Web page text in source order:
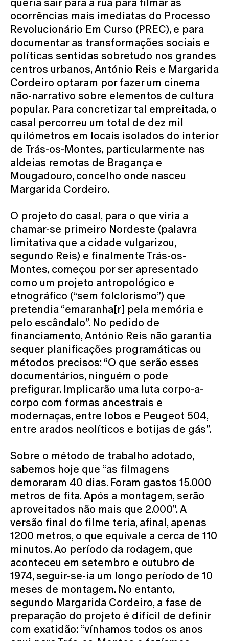
ocorrências mais imediatas do Processo
Revolucionário Em Curso (PREC), e para
documentar as transformações sociais e
políticas sentidas sobretudo nos grandes
centros urbanos, António Reis e Margarida
Cordeiro optaram por fazer um cinema
não-narrativo sobre elementos de cultura
popular. Para concretizar tal empreitada, o
casal percorreu um total de dez mil
quilómetros em locais isolados do interior
de Trás-os-Montes, particularmente nas
aldeias remotas de Bragança e
Mougadouro, concelho onde nasceu
Margarida Cordeiro.
O projeto do casal, para o que viria a
chamar-se primeiro Nordeste (palavra
limitativa que a cidade vulgarizou,
segundo Reis) e finalmente Trás-os-
Montes, começou por ser apresentado
como um projeto antropológico e
etnográfico (“sem folclorismo”) que
pretendia “emaranha[r] pela memória e
pelo escândalo”. No pedido de
financiamento, António Reis não garantia
sequer planificações programáticas ou
métodos precisos: “O que serão esses
documentários, ninguém o pode
prefigurar. Implicarão uma luta corpo-a-
corpo com formas ancestrais e
modernaças, entre lobos e Peugeot 504,
entre arados neolíticos e botijas de gás”.
Sobre o método de trabalho adotado,
sabemos hoje que “as filmagens
demoraram 40 dias. Foram gastos 15.000
metros de fita. Após a montagem, serão
aproveitados não mais que 2.000”. A
versão final do filme teria, afinal, apenas
1200 metros, o que equivale a cerca de 110
minutos. Ao período da rodagem, que
aconteceu em setembro e outubro de
1974, seguir-se-ia um longo período de 10
meses de montagem. No entanto,
segundo Margarida Cordeiro, a fase de
preparação do projeto é difícil de definir
com exatidão: “vínhamos todos os anos